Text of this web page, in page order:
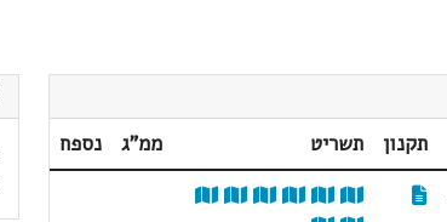
תקנון תשריט ממ"ג
נספח